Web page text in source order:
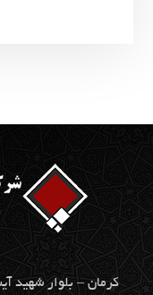
كرمان – بلوار شهيد